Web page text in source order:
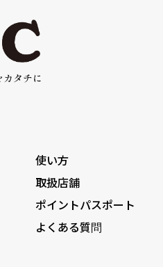
タチに
使い方
取扱店舗
ポイントパスポート
よくある質問